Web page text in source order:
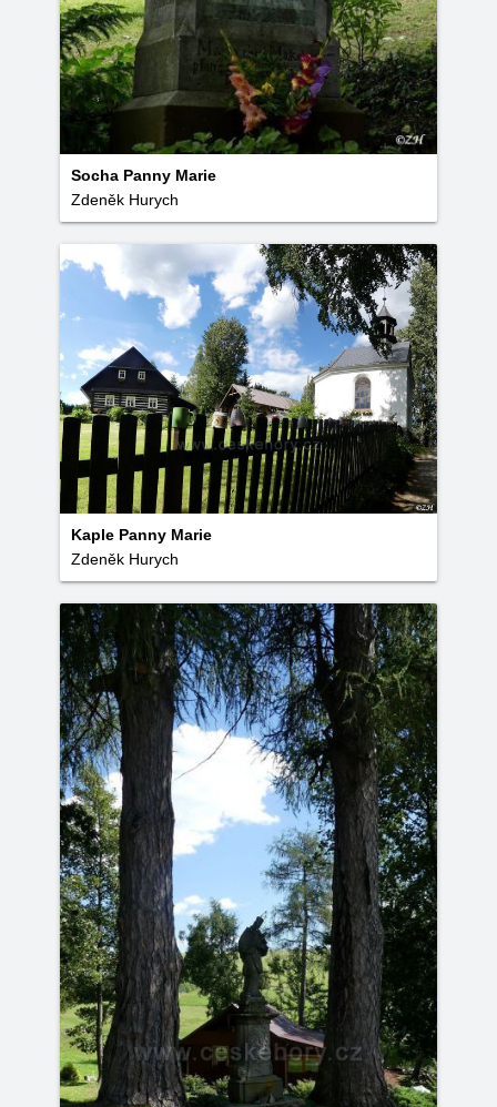
Socha Panny Marie
Zdeněk Hurych
Kaple Panny Marie
Zdeněk Hurych